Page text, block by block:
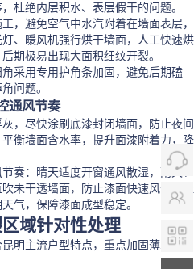
杜绝内层积水、表层假干的问题。
，避免空气中水汽附着在墙面表层，
、暖风机强行烘干墙面，人工快速烘
期极易出现大面积细纹开裂。
采用专用护角条加固，避免后期磕
问题。
通风节奏
，尽快涂刷底漆封闭墙面，防止夜间
衡墙面含水率，提升面漆附着力，降
奏：晴天适度开窗通风散湿，雨天、
未干透墙面，防止漆面快速风干拉扯
气，保障漆面成型稳定。
域针对性处理
明主流户型特点，重点加固薄弱区